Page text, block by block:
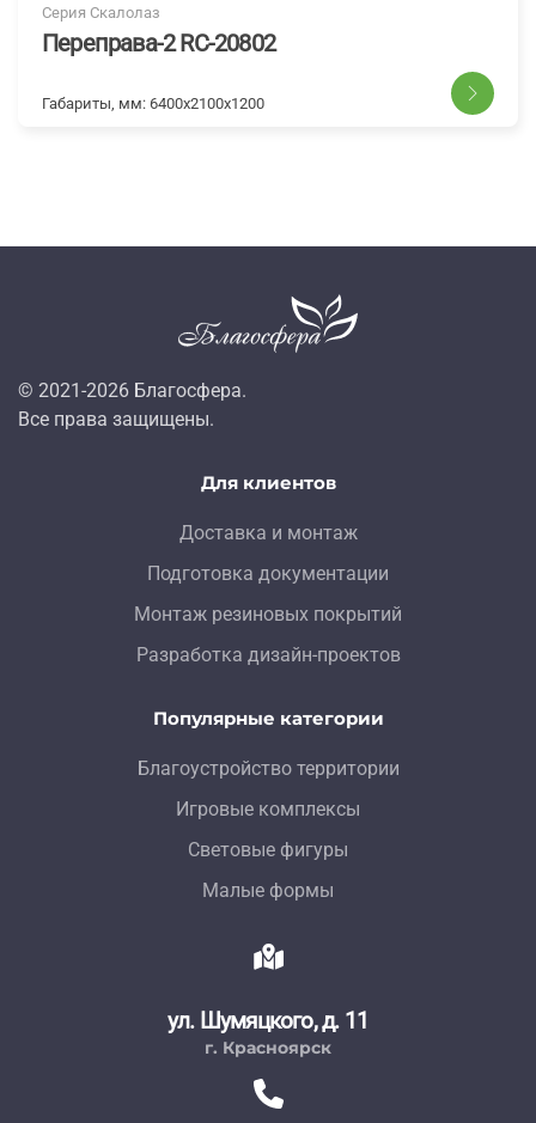
Серия Скалолаз
Переправа-2 RC-20802
Габариты, мм: 6400х2100х1200
© 2021-2026 Благосфера.
Все права защищены.
Для клиентов
Доставка и монтаж
Подготовка документации
Монтаж резиновых покрытий
Разработка дизайн-проектов
Популярные категории
Благоустройство территории
Игровые комплексы
Световые фигуры
Малые формы
ул. Шумяцкого, д. 11
г. Красноярск